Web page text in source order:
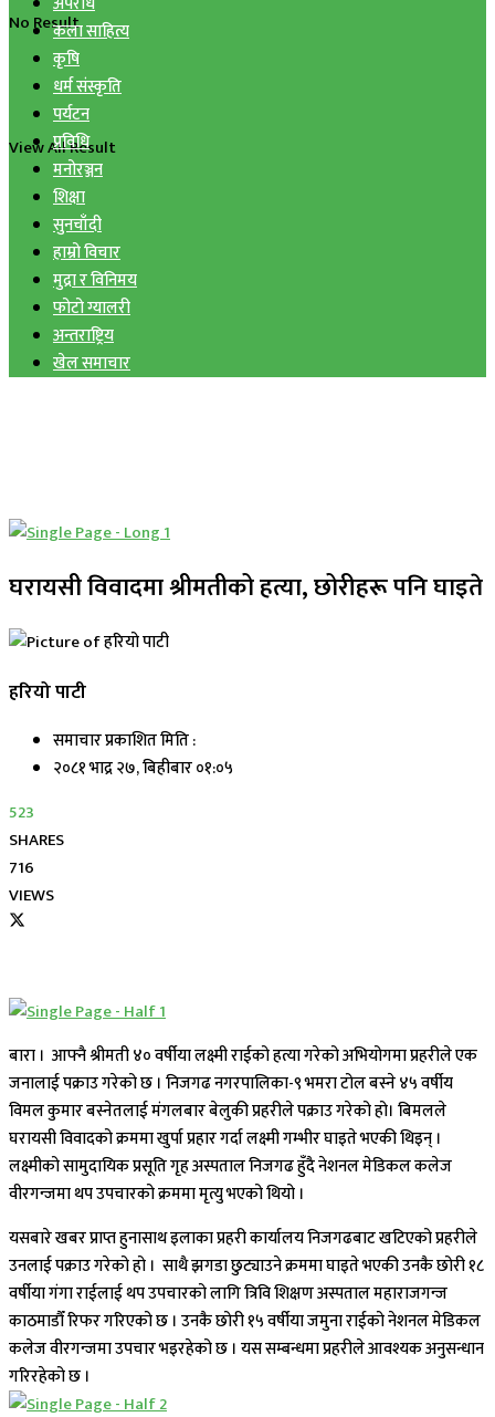
No Result
View All Result
कला साहित्य
कृषि
धर्म संस्कृति
पर्यटन
प्रविधि
मनोरञ्जन
शिक्षा
सुनचाँदी
हाम्रो विचार
मुद्रा र विनिमय
फोटो ग्यालरी
अन्तराष्ट्रिय
खेल समाचार
घरायसी विवादमा श्रीमतीको हत्या, छोरीहरू पनि घाइते
हरियो पाटी
समाचार प्रकाशित मिति :
२०८१ भाद्र २७, बिहीबार ०१:०५
523
SHARES
716
VIEWS
बारा । आफ्नै श्रीमती ४० वर्षीया लक्ष्मी राईको हत्या गरेको अभियोगमा प्रहरीले एक
जनालाई पक्राउ गरेको छ । निजगढ नगरपालिका-९ भमरा टोल बस्ने ४५ वर्षीय
विमल कुमार बस्नेतलाई मंगलबार बेलुकी प्रहरीले पक्राउ गरेको हो। बिमलले
घरायसी विवादको क्रममा खुर्पा प्रहार गर्दा लक्ष्मी गम्भीर घाइते भएकी थिइन् ।
लक्ष्मीको सामुदायिक प्रसूति गृह अस्पताल निजगढ हुँदै नेशनल मेडिकल कलेज
वीरगन्जमा थप उपचारको क्रममा मृत्यु भएको थियो ।
यसबारे खबर प्राप्त हुनासाथ इलाका प्रहरी कार्यालय निजगढबाट खटिएको प्रहरीले
उनलाई पक्राउ गरेको हो । साथै झगडा छुट्याउने क्रममा घाइते भएकी उनकै छोरी १८
वर्षीया गंगा राईलाई थप उपचारको लागि त्रिवि शिक्षण अस्पताल महाराजगन्ज
काठमाडौँ रिफर गरिएको छ । उनकै छोरी १५ वर्षीया जमुना राईको नेशनल मेडिकल
कलेज वीरगन्जमा उपचार भइरहेको छ । यस सम्बन्धमा प्रहरीले आवश्यक अनुसन्धान
गरिरहेको छ ।